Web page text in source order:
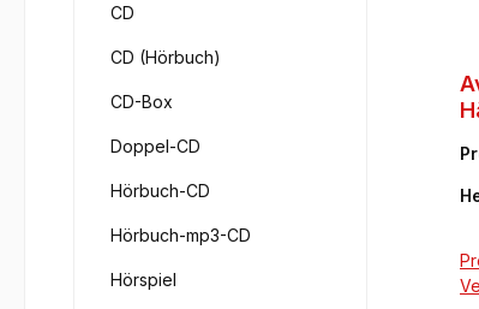
CD
CD (Hörbuch)
CD-Box
Doppel-CD
Hörbuch-CD
Hörbuch-mp3-CD
Hörspiel